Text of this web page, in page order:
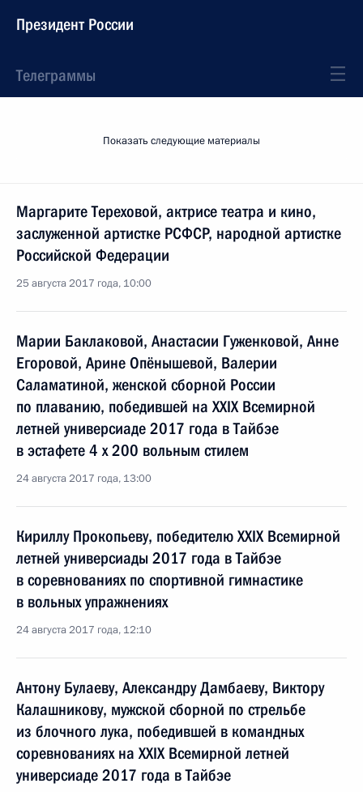
Президент России
Телеграммы
Показать следующие материалы
Маргарите Тереховой, актрисе театра и кино,
заслуженной артистке РСФСР, народной артистке
Российской Федерации
25 августа 2017 года, 10:00
Марии Баклаковой, Анастасии Гуженковой, Анне
Егоровой, Арине Опёнышевой, Валерии
Саламатиной, женской сборной России
по плаванию, победившей на XXIX Всемирной
летней универсиаде 2017 года в Тайбэе
в эстафете 4 x 200 вольным стилем
24 августа 2017 года, 13:00
Кириллу Прокопьеву, победителю XXIX Всемирной
летней универсиады 2017 года в Тайбэе
в соревнованиях по спортивной гимнастике
в вольных упражнениях
24 августа 2017 года, 12:10
Антону Булаеву, Александру Дамбаеву, Виктору
Калашникову, мужской сборной по стрельбе
из блочного лука, победившей в командных
соревнованиях на XXIX Всемирной летней
универсиаде 2017 года в Тайбэе